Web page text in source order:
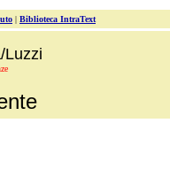
| Biblioteca IntraText
Luzzi